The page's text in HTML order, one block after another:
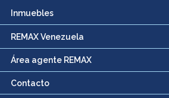
Inmuebles
REMAX Venezuela
Área agente REMAX
Contacto